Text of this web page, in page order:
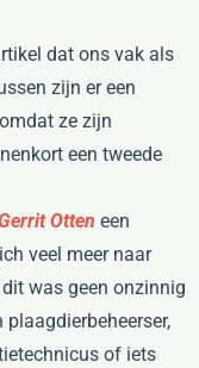
dat ons vak als
zijn er een
ze zijn
een tweede
Otten een
veel meer naar
dit was geen onzinnig
of iets